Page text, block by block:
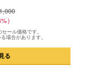
）
ール価格です。
場合があります。
る